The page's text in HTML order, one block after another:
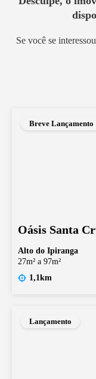
Se você se
Breve Lançamento
Oásis Santa
Alto do Ipiranga
27m² a 97m²
1,1km
Lançamento